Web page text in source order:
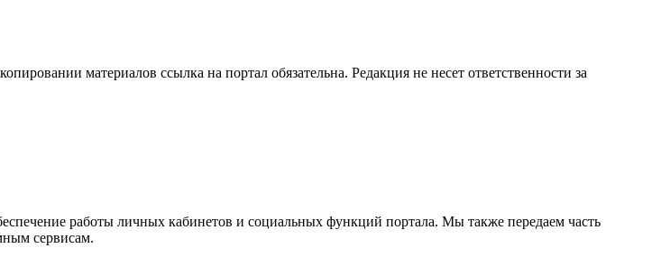
материалов ссылка на портал обязательна. Редакция не несет ответственности за
работы личных кабинетов и социальных функций портала. Мы также передаем часть
сервисам.